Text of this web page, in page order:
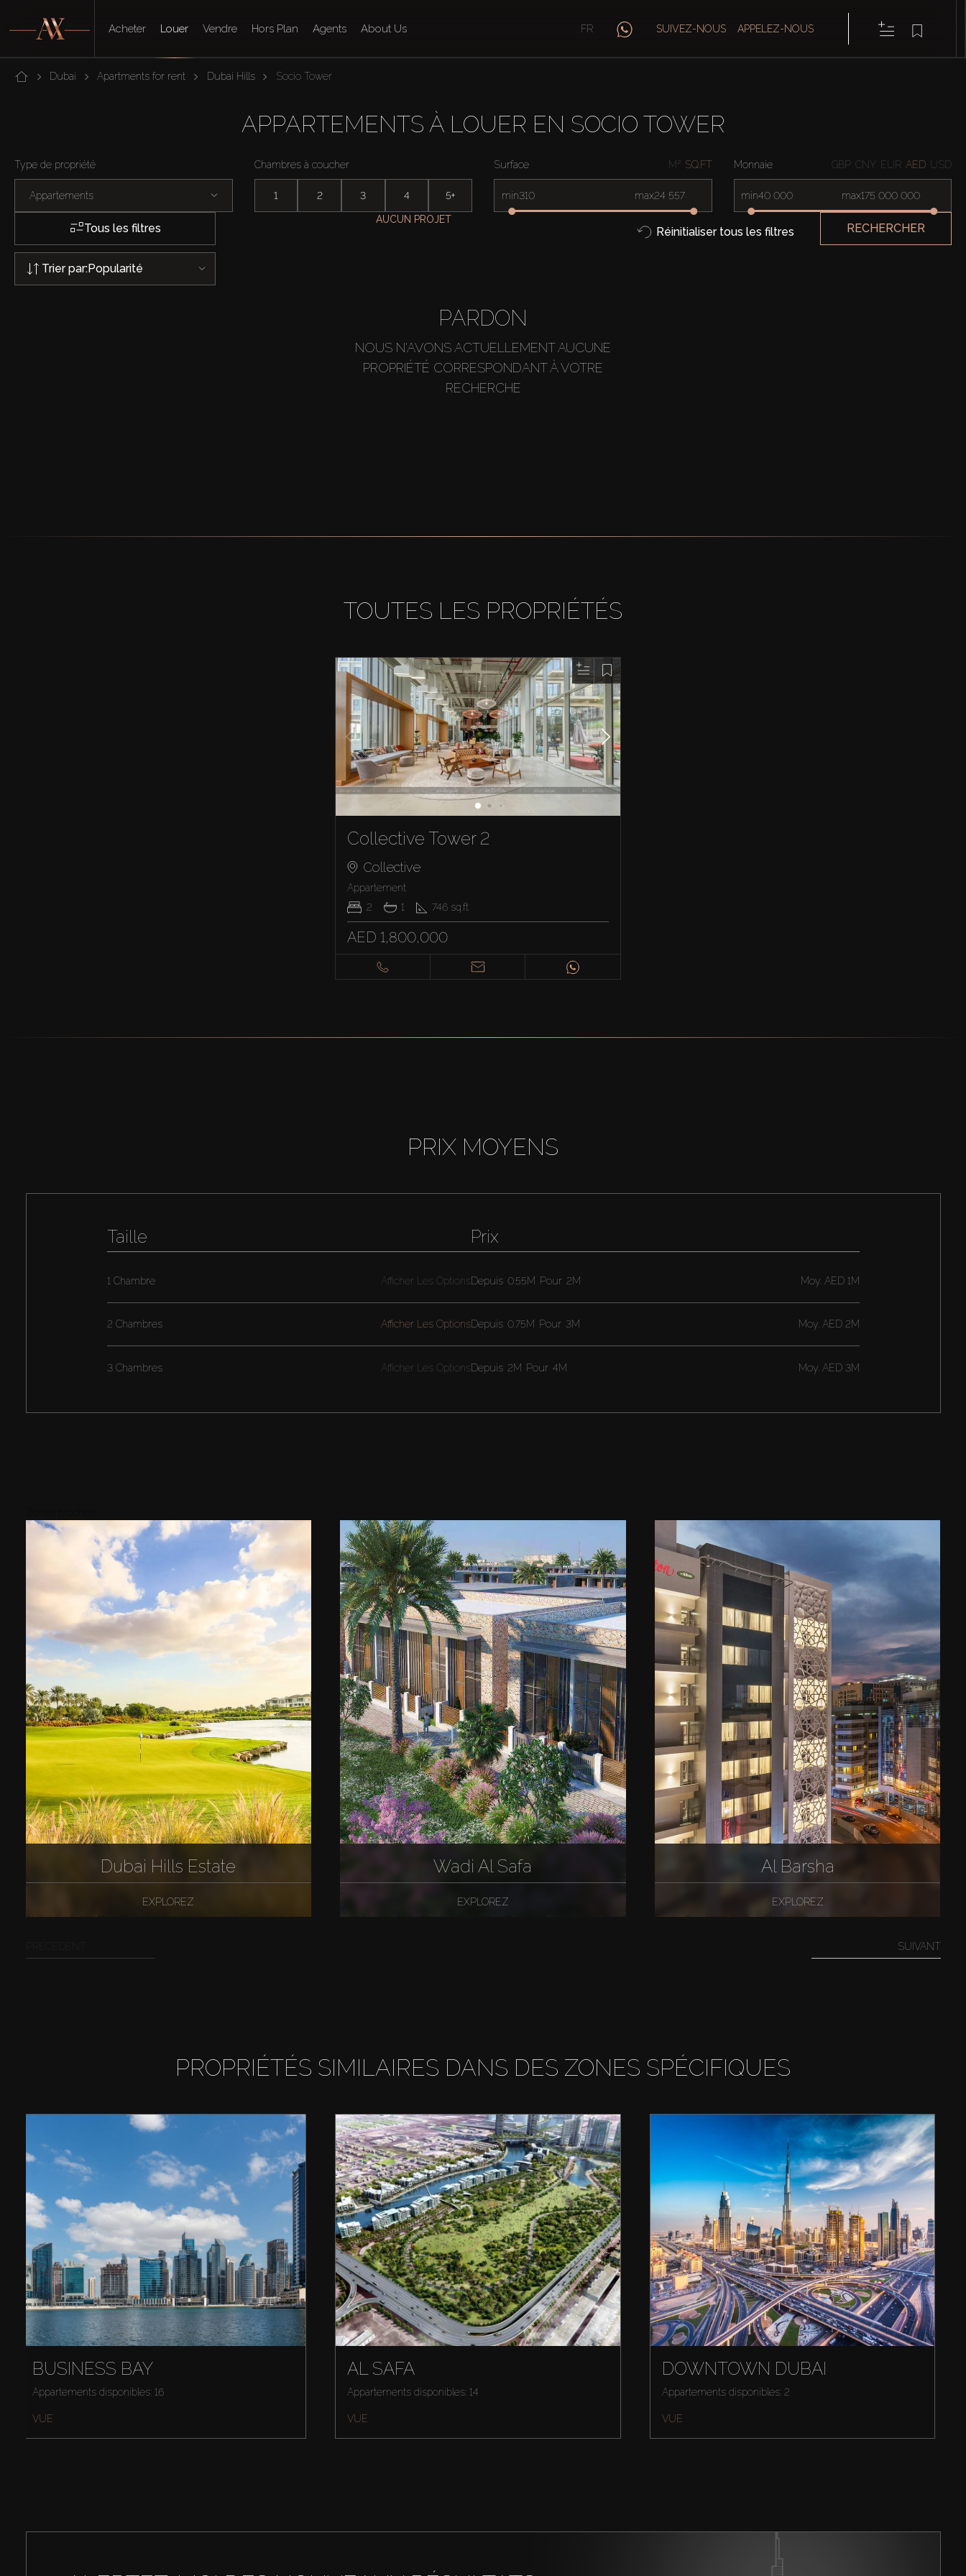
Acheter Louer Vendre Hors Plan Agents About Us FR SUIVEZ-NOUS APPELEZ-NOUS
Dubai Apartments for rent Dubai Hills Socio Tower
APPARTEMENTS À LOUER EN SOCIO TOWER
Type de propriété
Appartements
Chambres à coucher
1 2 3 4 5+
Surface M² SQ.FT
min max
Monnaie GBP CNY EUR AED USD
min max
Tous les filtres
AUCUN PROJET
Réinitialiser tous les filtres RECHERCHER
Trier par:Popularité
PARDON
NOUS N'AVONS ACTUELLEMENT AUCUNE
PROPRIÉTÉ CORRESPONDANT À VOTRE
RECHERCHE
TOUTES LES PROPRIÉTÉS
Collective Tower 2
Collective
Appartement
2
1 746 sq.ft
AED 1,800,000
PRIX MOYENS
Taille
1 Chambre Afficher Les Options
2 Chambres Afficher Les Options
3 Chambres Afficher Les Options
Prix
Depuis 0.55M Pour 2M Moy. AED 1M
Depuis 0.75M Pour 3M Moy. AED 2M
Depuis 2M Pour 4M Moy. AED 3M
Dubai Hills Estate
EXPLOREZ
Wadi Al Safa
EXPLOREZ
Al Barsha
EXPLOREZ
SUIVANT
PROPRIÉTÉS SIMILAIRES DANS DES ZONES SPÉCIFIQUES
BUSINESS BAY
Appartements disponibles: 16
VUE
AL SAFA
Appartements disponibles: 14
VUE
DOWNTOWN DUBAI
Appartements disponibles: 2
VUE